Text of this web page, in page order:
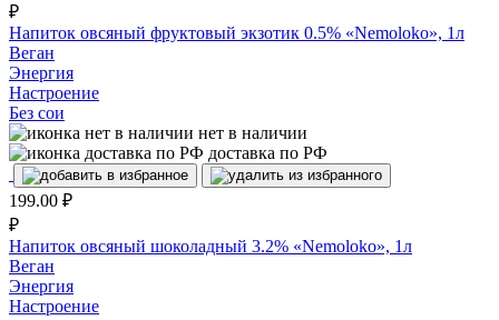
₽
Напиток овсяный фруктовый экзотик 0.5% «Nemoloko», 1л
Веган
Энергия
Настроение
Без сои
нет в наличии
доставка по РФ
199.00 ₽
₽
Напиток овсяный шоколадный 3.2% «Nemoloko», 1л
Веган
Энергия
Настроение